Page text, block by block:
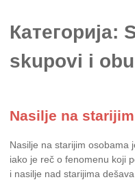
Категорија:
skupovi i
Nasilje na
Nasilje na starijim osobama
iako je reč o fenomenu koji
i nasilje nad starijima